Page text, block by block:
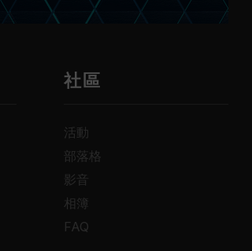
社區
活動
部落格
影音
相簿
FAQ